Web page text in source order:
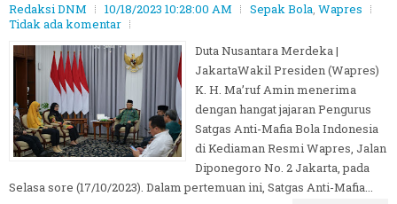
Redaksi DNM 10/18/2023 10:28:00 AM Sepak Bola, Wapres
Tidak ada komentar
Duta Nusantara Merdeka |
JakartaWakil Presiden (Wapres)
K. H. Ma’ruf Amin menerima
dengan hangat jajaran Pengurus
Satgas Anti-Mafia Bola Indonesia
di Kediaman Resmi Wapres, Jalan
Diponegoro No. 2 Jakarta, pada
Selasa sore (17/10/2023). Dalam pertemuan ini, Satgas Anti-Mafia...